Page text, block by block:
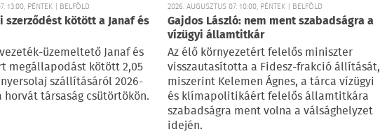
13:00, PÉNTEK | BELFÖLD
kötött a Janaf és
üzemeltető Janaf és
megállapodást kötött 2,05
szállításáról 2026-
horvát társaság csütörtökön.
2026. AUGUSZTUS 07. 10:00, PÉNTEK | BELFÖLD
Gajdos László: nem ment szabadságra a
vízügyi államtitkár
Az élő környezetért felelős miniszter
visszautasította a Fidesz-frakció állítását,
miszerint Kelemen Ágnes, a tárca vízügyi
és klímapolitikáért felelős államtitkára
szabadságra ment volna a válsághelyzet
idején.